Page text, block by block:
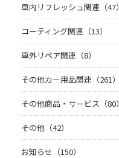
車内リフレッシュ関連（47）
コーティング関連（13）
車外リペア関連（8）
その他カー用品関連（261）
その他商品・サービス（80）
その他（42）
お知らせ（150）